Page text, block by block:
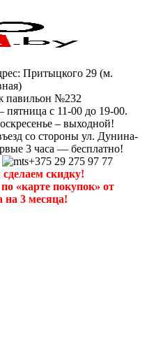
Притыцкого 29 (м.
павильон №232
с 11-00 до 19-00.
– выходной!
со стороны ул. Дунина-
3 часа — бесплатно!
+375 29 275 97 77
скидку!
«карте покупок» от
на 3 месяца!